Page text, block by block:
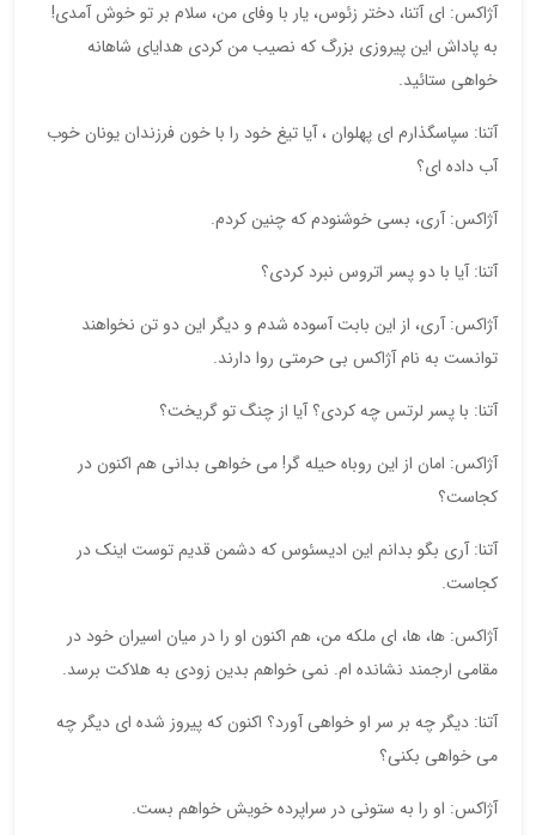
آژاکس: ای آتنا، دختر زئوس، یار با وفای من، سلام بر تو خوش آمدی!
به پاداش این پیروزی بزرگ که نصیب من کردی هدایای شاهانه
خواهی ستائید.
آتنا: سپاسگذارم ای پهلوان ، آیا تیغ خود را با خون فرزندان یونان خوب
آب داده ای؟
آژاکس: آری، بسی خوشنودم که چنین کردم.
آتنا: آیا با دو پسر اتروس نبرد کردی؟
آژاکس: آری، از این بابت آسوده شدم و دیگر این دو تن نخواهند
توانست به نام آژاکس بی حرمتی روا دارند.
آتنا: با پسر لرتس چه کردی؟ آیا از چنگ تو گریخت؟
آژاکس: امان از این روباه حیله گر! می خواهی بدانی هم اکنون در
کجاست؟
آتنا: آری بگو بدانم این ادیسئوس که دشمن قدیم توست اینک در
کجاست.
آژاکس: ها، ها، ای ملکه من، هم اکنون او را در میان اسیران خود در
مقامی ارجمند نشانده ام. نمی خواهم بدین زودی به هلاکت برسد.
آتنا: دیگر چه بر سر او خواهی آورد؟ اکنون که پیروز شده ای دیگر چه
می خواهی بکنی؟
آژاکس: او را به ستونی در سراپرده خویش خواهم بست.